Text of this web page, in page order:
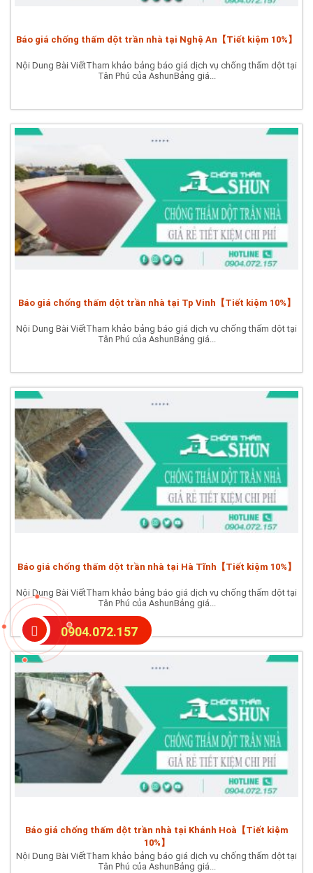
Báo giá chống thấm dột trần nhà tại Nghệ An【Tiết kiệm 10%】
Nội Dung Bài ViếtTham khảo bảng báo giá dịch vụ chống thấm dột tại
Tân Phú của AshunBảng giá...
Báo giá chống thấm dột trần nhà tại Tp Vinh【Tiết kiệm 10%】
Nội Dung Bài ViếtTham khảo bảng báo giá dịch vụ chống thấm dột tại
Tân Phú của AshunBảng giá...
Báo giá chống thấm dột trần nhà tại Hà Tĩnh【Tiết kiệm 10%】
Nội Dung Bài ViếtTham khảo bảng báo giá dịch vụ chống thấm dột tại
Tân Phú của AshunBảng giá...
Báo giá chống thấm dột trần nhà tại Khánh Hoà【Tiết kiệm
10%】
Nội Dung Bài ViếtTham khảo bảng báo giá dịch vụ chống thấm dột tại
Tân Phú của AshunBảng giá...
0904.072.157